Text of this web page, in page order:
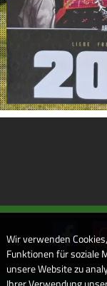
Wir verwenden
Funktionen für soziale
unsere Website zu